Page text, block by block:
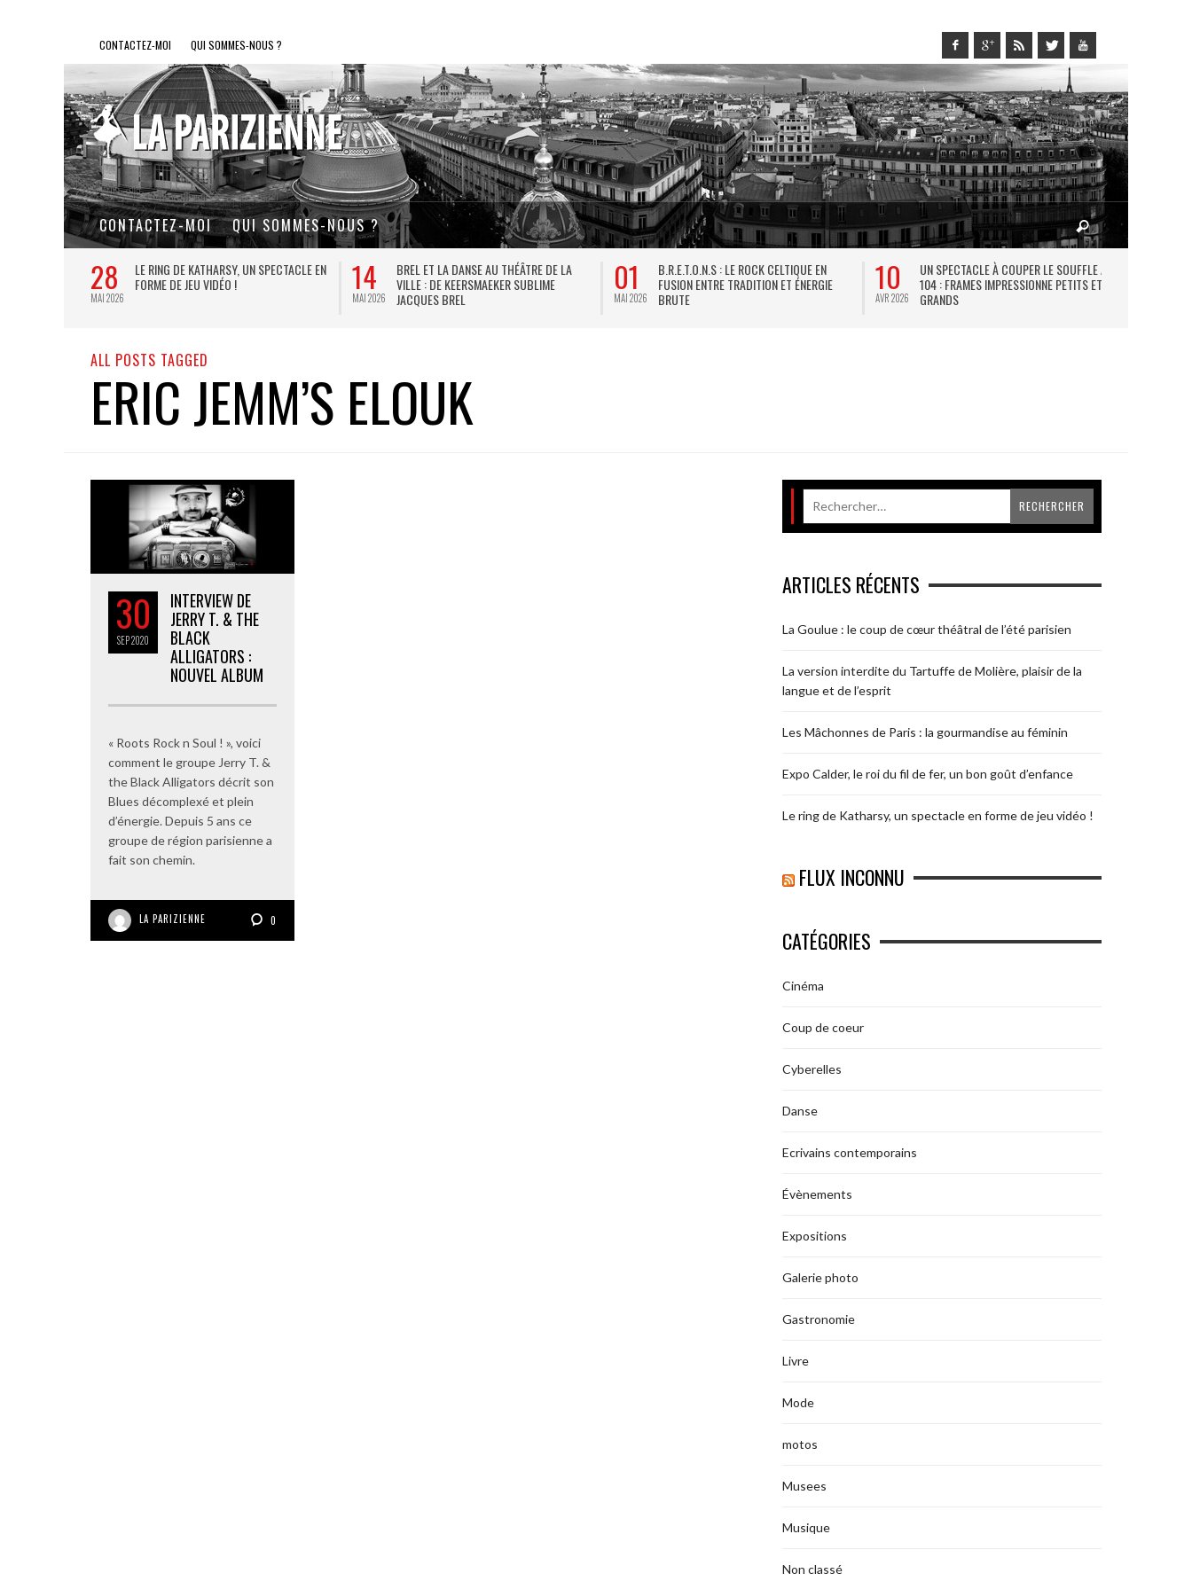
CONTACTEZ-MOI QUI SOMMES-NOUS ?
CONTACTEZ-MOI QUI SOMMES-NOUS ?
28
MAI 2026
LE RING DE KATHARSY, UN SPECTACLE EN
FORME DE JEU VIDÉO !
14
MAI 2026
BREL ET LA DANSE AU THÉÂTRE DE LA
VILLE : DE KEERSMAEKER SUBLIME
JACQUES BREL
01
MAI 2026
B.R.E.T.O.N.S : LE ROCK CELTIQUE EN
FUSION ENTRE TRADITION ET ÉNERGIE
BRUTE
10
AVR 2026
UN SPECTACLE À COUPER LE SOUFFLE AU
104 : FRAMES IMPRESSIONNE PETITS ET
GRANDS
ALL POSTS TAGGED
ERIC JEMM’S ELOUK
30
SEP2020
INTERVIEW DE
JERRY T. & THE
BLACK
ALLIGATORS :
NOUVEL ALBUM
« Roots Rock n Soul ! », voici
comment le groupe Jerry T. &
the Black Alligators décrit son
Blues décomplexé et plein
d’énergie. Depuis 5 ans ce
groupe de région parisienne a
fait son chemin.
LA PARIZIENNE 0
ARTICLES RÉCENTS
La Goulue : le coup de cœur théâtral de l’été parisien
La version interdite du Tartuffe de Molière, plaisir de la
langue et de l’esprit
Les Mâchonnes de Paris : la gourmandise au féminin
Expo Calder, le roi du fil de fer, un bon goût d’enfance
Le ring de Katharsy, un spectacle en forme de jeu vidéo !
FLUX INCONNU
CATÉGORIES
Cinéma
Coup de coeur
Cyberelles
Danse
Ecrivains contemporains
Évènements
Expositions
Galerie photo
Gastronomie
Livre
Mode
motos
Musees
Musique
Non classé